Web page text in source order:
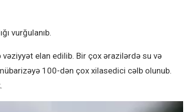
vurğulanıb.
elan edilib. Bir çox ərazilərdə su və
100-dən çox xilasedici cəlb olunub.